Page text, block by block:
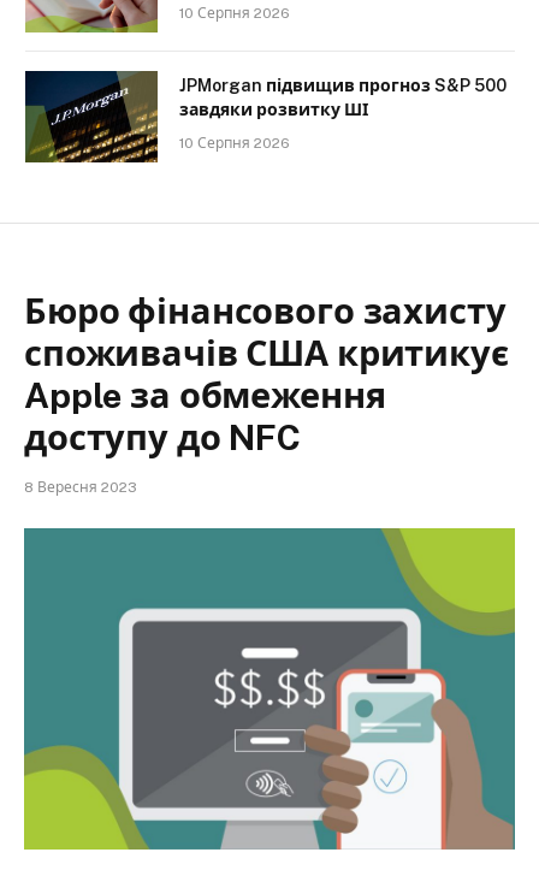
10 Серпня 2026
JPMorgan підвищив прогноз S&P 500
завдяки розвитку ШІ
10 Серпня 2026
Бюро фінансового захисту
споживачів США критикує
Apple за обмеження
доступу до NFC
8 Вересня 2023